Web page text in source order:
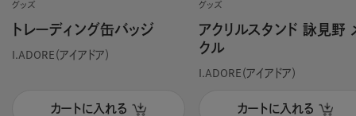
グッズ
トレーディング缶バッジ
I.ADORE（アイアドア）
カートに入れる
グッズ
アクリルスタンド 詠見野
クル
I.ADORE（アイアドア）
カートに入れる